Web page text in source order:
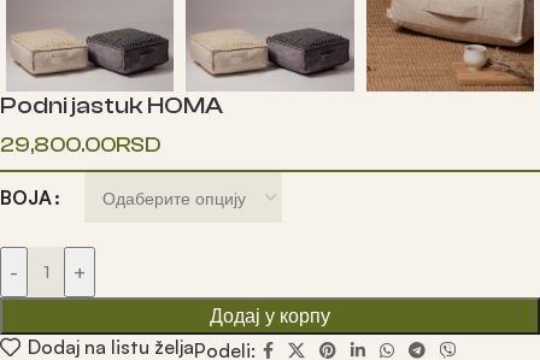
Podni jastuk HOMA
29,800.00RSD
BOJA
-
+
Додај у корпу
Dodaj na listu željaPodeli: